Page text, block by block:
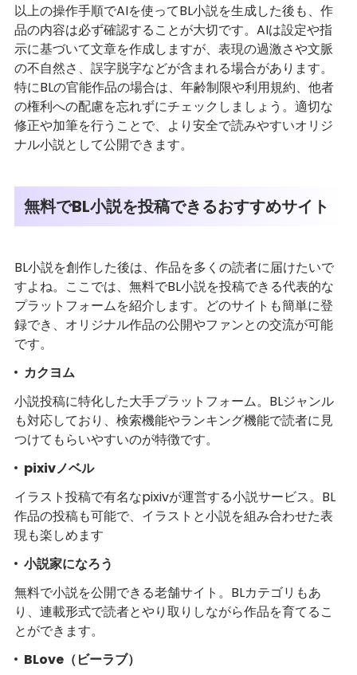
以上の操作手順でAIを使ってBL小説を生成した後も、作
品の内容は必ず確認することが大切です。AIは設定や指
示に基づいて文章を作成しますが、表現の過激さや文脈
の不自然さ、誤字脱字などが含まれる場合があります。
特にBLの官能作品の場合は、年齢制限や利用規約、他者
の権利への配慮を忘れずにチェックしましょう。適切な
修正や加筆を行うことで、より安全で読みやすいオリジ
ナル小説として公開できます。
無料でBL小説を投稿できるおすすめサイト
BL小説を創作した後は、作品を多くの読者に届けたいで
すよね。ここでは、無料でBL小説を投稿できる代表的な
プラットフォームを紹介します。どのサイトも簡単に登
録でき、オリジナル作品の公開やファンとの交流が可能
です。
カクヨム
小説投稿に特化した大手プラットフォーム。BLジャンル
も対応しており、検索機能やランキング機能で読者に見
つけてもらいやすいのが特徴です。
pixivノベル
イラスト投稿で有名なpixivが運営する小説サービス。BL
作品の投稿も可能で、イラストと小説を組み合わせた表
現も楽しめます
小説家になろう
無料で小説を公開できる老舗サイト。BLカテゴリもあ
り、連載形式で読者とやり取りしながら作品を育てるこ
とができます。
BLove（ビーラブ）